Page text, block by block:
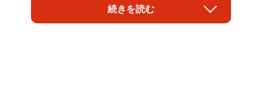
ちいちいうるうるさん（@chii1003uru0724）夫婦。当時、
ペットロスで深い悲しみに沈んでいましたが、その知らせ
続きを読む